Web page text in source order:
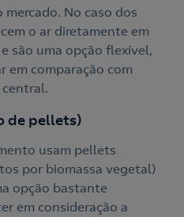
No caso dos
o ar diretamente em
são uma opção flexível,
em comparação com
de pellets)
usam pellets
por biomassa vegetal)
opção bastante
em consideração a